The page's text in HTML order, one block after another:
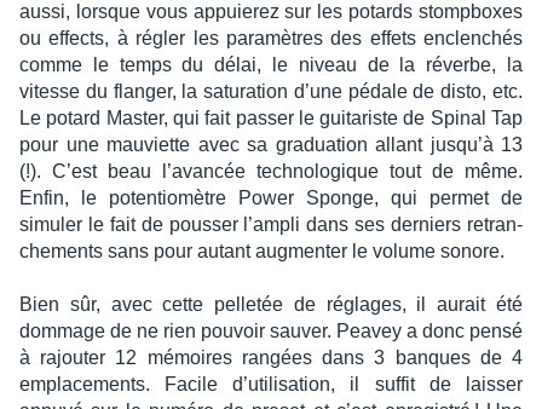
aussi, lorsque vous appuie­rez sur les potards stomp­boxes
ou effects, à régler les para­mètres des effets enclen­chés
comme le temps du délai, le niveau de la réverbe, la
vitesse du flan­ger, la satu­ra­tion d’une pédale de disto, etc.
Le potard Master, qui fait passer le guita­riste de Spinal Tap
pour une mauviette avec sa gradua­tion allant jusqu’à 13
(!). C’est beau l’avan­cée tech­no­lo­gique tout de même.
Enfin, le poten­tio­mètre Power Sponge, qui permet de
simu­ler le fait de pous­ser l’am­pli dans ses derniers retran­
che­ments sans pour autant augmen­ter le volume sonore.
Bien sûr, avec cette pelle­tée de réglages, il aurait été
dommage de ne rien pouvoir sauver. Peavey a donc pensé
à rajou­ter 12 mémoires rangées dans 3 banques de 4
empla­ce­ments. Facile d’uti­li­sa­tion, il suffit de lais­ser